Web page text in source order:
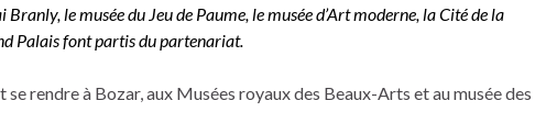
le musée du Jeu de Paume, le musée d’Art moderne, la Cité de la
Palais font partis du partenariat.
rendre à Bozar, aux Musées royaux des Beaux-Arts et au musée des